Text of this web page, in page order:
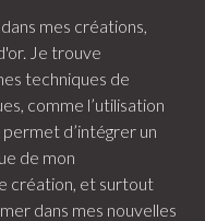
mes créations,
Je trouve
techniques de
comme l’utilisation
permet d’intégrer un
de mon
création, et surtout
dans mes nouvelles